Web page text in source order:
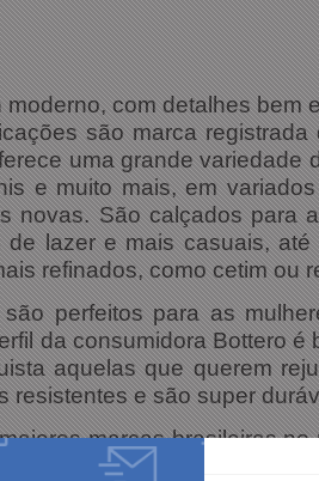
com detalhes
são marca
uma grande
e muito mais, em
novas. São calçados para
de lazer e mais casuais,
refinados, como cetim ou
perfeitos para as
da consumidora Bottero
aquelas que querem
resistentes e são super
marcas brasileiras
1985.